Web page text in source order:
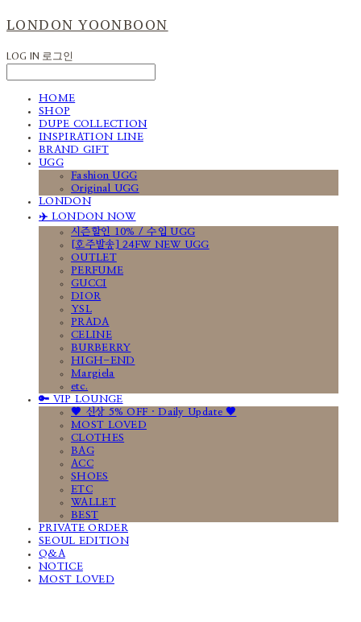
LONDON YOONBOON
LOG IN 로그인
HOME
SHOP
DUPE COLLECTION
INSPIRATION LINE
BRAND GIFT
UGG
Fashion UGG
Original UGG
LONDON
✈️ LONDON NOW
시즌할인 10% / 수입 UGG
[호주발송] 24FW NEW UGG
OUTLET
PERFUME
GUCCI
DIOR
YSL
PRADA
CELINE
BURBERRY
HIGH-END
Margiela
etc.
🔑 VIP LOUNGE
🤎 신상 5% OFF · Daily Update 🤎
MOST LOVED
CLOTHES
BAG
ACC
SHOES
ETC
WALLET
BEST
PRIVATE ORDER
SEOUL EDITION
Q&A
NOTICE
MOST LOVED